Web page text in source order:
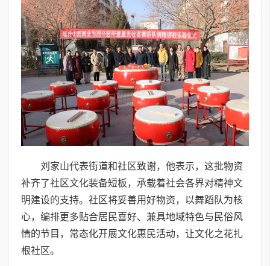
刘家山代表街道和社区致谢，他表示，这批物资
补齐了社区文化装备短板，承载着社会各界对精神文
明建设的支持。社区将妥善用好物资，以舞蹈队为核
心，编排更多贴合居民喜好、兼具地域特色与民俗风
情的节目，常态化开展文化惠民活动，让文化之花扎
根社区。